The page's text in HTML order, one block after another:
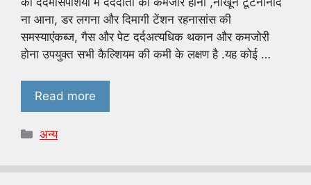
ना आना, डर लगना और दिमागी टेंशन रहनासांस की
समस्याएंकब्ज, गैस और पेट दर्दअत्यधिक थकान और कमजोरी
होना उपयुक्त सभी कैल्शियम की कमी के लक्षण है .यह कोई …
Read more
Categories
अन्य